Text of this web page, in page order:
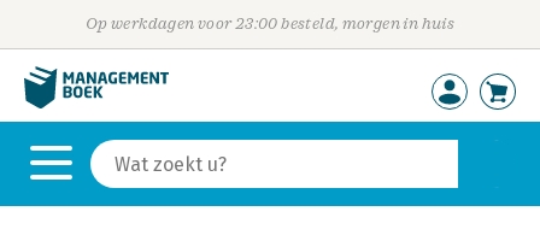
Op werkdagen voor 23:00 besteld, morgen in huis